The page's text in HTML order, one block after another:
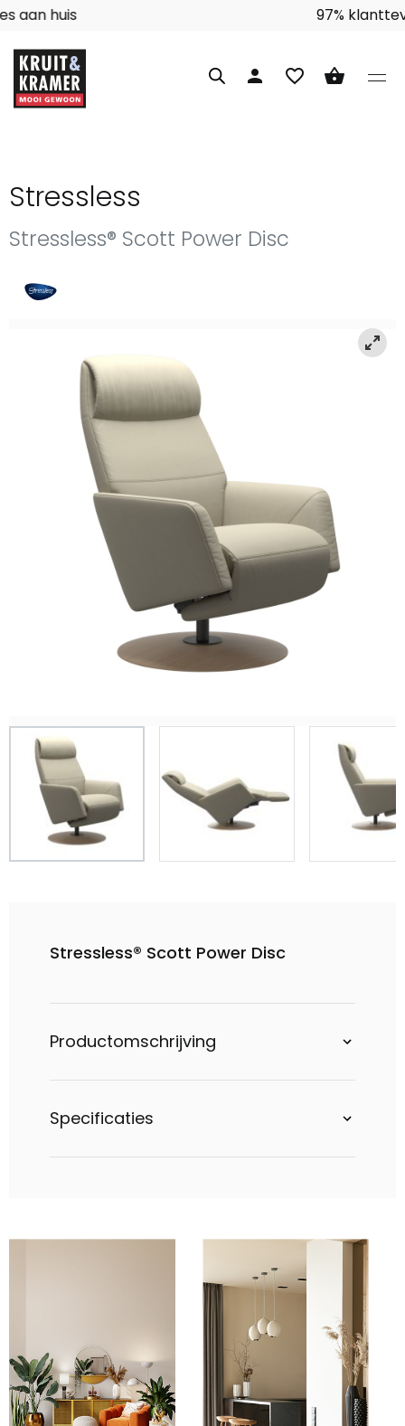
person favorite_border shopping_basket
Stressless
Stressless® Scott Power Disc
Stressless® Scott Power Disc
Productomschrijving
Specificaties